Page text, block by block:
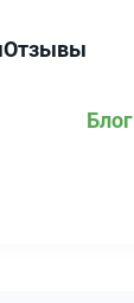
Отзывы
Блог